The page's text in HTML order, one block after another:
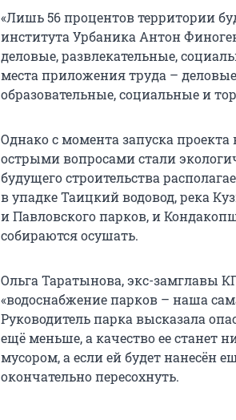
«Лишь 56 процентов территории
института Урбаника Антон
деловые, развлекательные,
места приложения труда –
образовательные, социальные и
Однако с момента запуска проекта
острыми вопросами стали
будущего строительства
в упадке Таицкий водовод, река
и Павловского парков, и
собираются осушать.
Ольга Таратынова, экс-замглавы
«водоснабжение парков – наша
Руководитель парка высказала
ещё меньше, а качество ее станет
мусором, а если ей будет нанесён
окончательно пересохнуть.